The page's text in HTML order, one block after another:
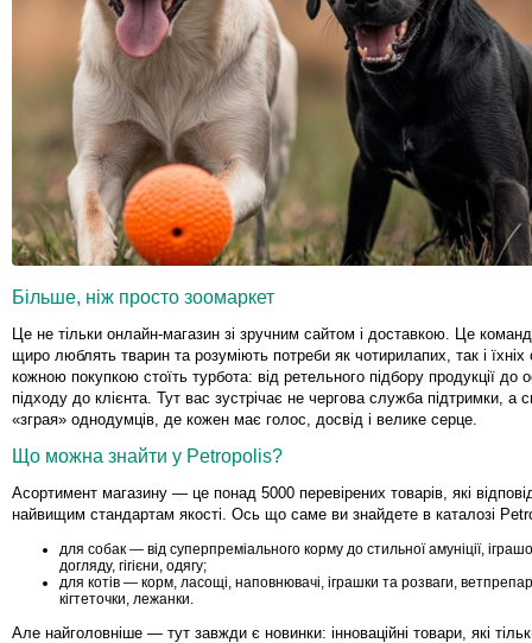
Більше, ніж просто зоомаркет
Це не тільки онлайн-магазин зі зручним сайтом і доставкою. Це
щиро люблять тварин та розуміють потреби як чотирилапих, так і їхніх
кожною покупкою стоїть турбота: від ретельного підбору продукції до
підходу до клієнта. Тут вас зустрічає не чергова служба підтримки, а
«зграя» однодумців, де кожен має голос, досвід і велике серце.
Що можна знайти у Petropolis?
Асортимент магазину — це понад 5000 перевірених товарів, які
найвищим стандартам якості. Ось що саме ви знайдете в каталозі
для собак — від суперпреміального корму до стильної амуніції,
догляду, гігієни, одягу;
для котів — корм, ласощі, наповнювачі, іграшки та розваги,
кігтеточки, лежанки.
Але найголовніше — тут завжди є новинки: інноваційні товари, які